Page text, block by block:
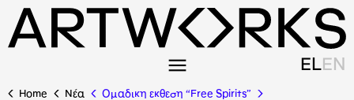
ELEN
Home Nέα Ομαδικη εκθεση “Free Spirits”